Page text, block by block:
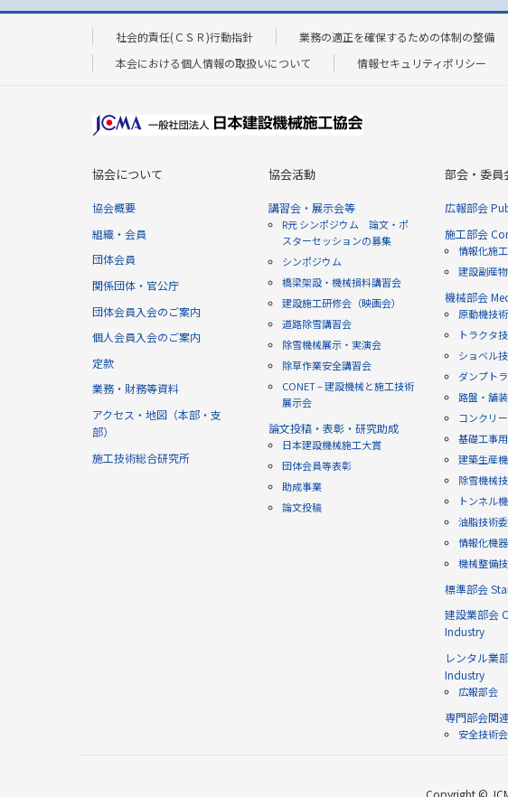
社会的責任(ＣＳＲ)行動指針 業務の適正を確保するための体制の整備
本会における個人情報の取扱いについて
情報セキュリティポリシー
協会について
協会概要
組織・会員
団体会員
関係団体・官公庁
団体会員入会のご案内
個人会員入会のご案内
定款
業務・財務等資料
アクセス・地図（本部・支
部）
施工技術総合研究所
協会活動
講習会・展示会等
R元 シンポジウム 論文・ポ
スターセッションの募集
シンポジウム
橋梁架設・機械損料講習会
建設施工研修会（映画会）
道路除雪講習会
除雪機械展示・実演会
除草作業安全講習会
CONET – 建設機械と施工技術
展示会
論文投稿・表彰・研究助成
日本建設機械施工大賞
団体会員等表彰
助成事業
論文投稿
部会・委員
広報部会
施工部会
情報化施
建設副産
機械部会
原動機技
トラクタ
ショベル
ダンプト
路盤・舗
コンクリ
基礎工事
建築生産
除雪機械
トンネル
油脂技術
情報化機
機械整備
標準部会
建設業部会
Industry
レンタル業
Industry
広報部会
専門部会関
安全技術